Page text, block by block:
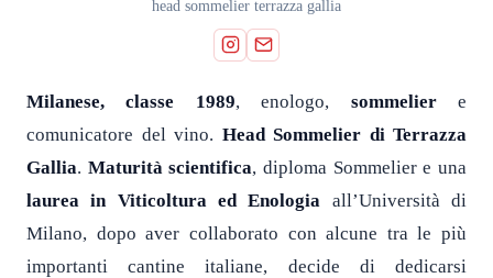
head sommelier terrazza gallia
Milanese, classe 1989, enologo, sommeliere
comunicatore del vino. Head Sommelier di Terrazza
Gallia. Maturità scientifica, diploma Sommelier e una
laurea in Viticoltura ed Enologia all’Università di
Milano, dopo aver collaborato con alcune tra le più
importanti cantine italiane, decide di dedicarsi